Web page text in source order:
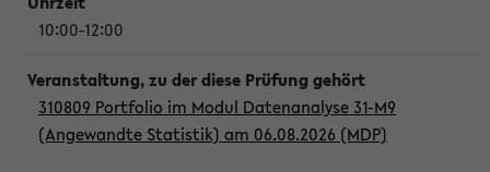
10:00-12:00
310809 Portfolio im Modul Datenanalyse 31-M9
(Angewandte Statistik) am 06.08.2026 (MDP)